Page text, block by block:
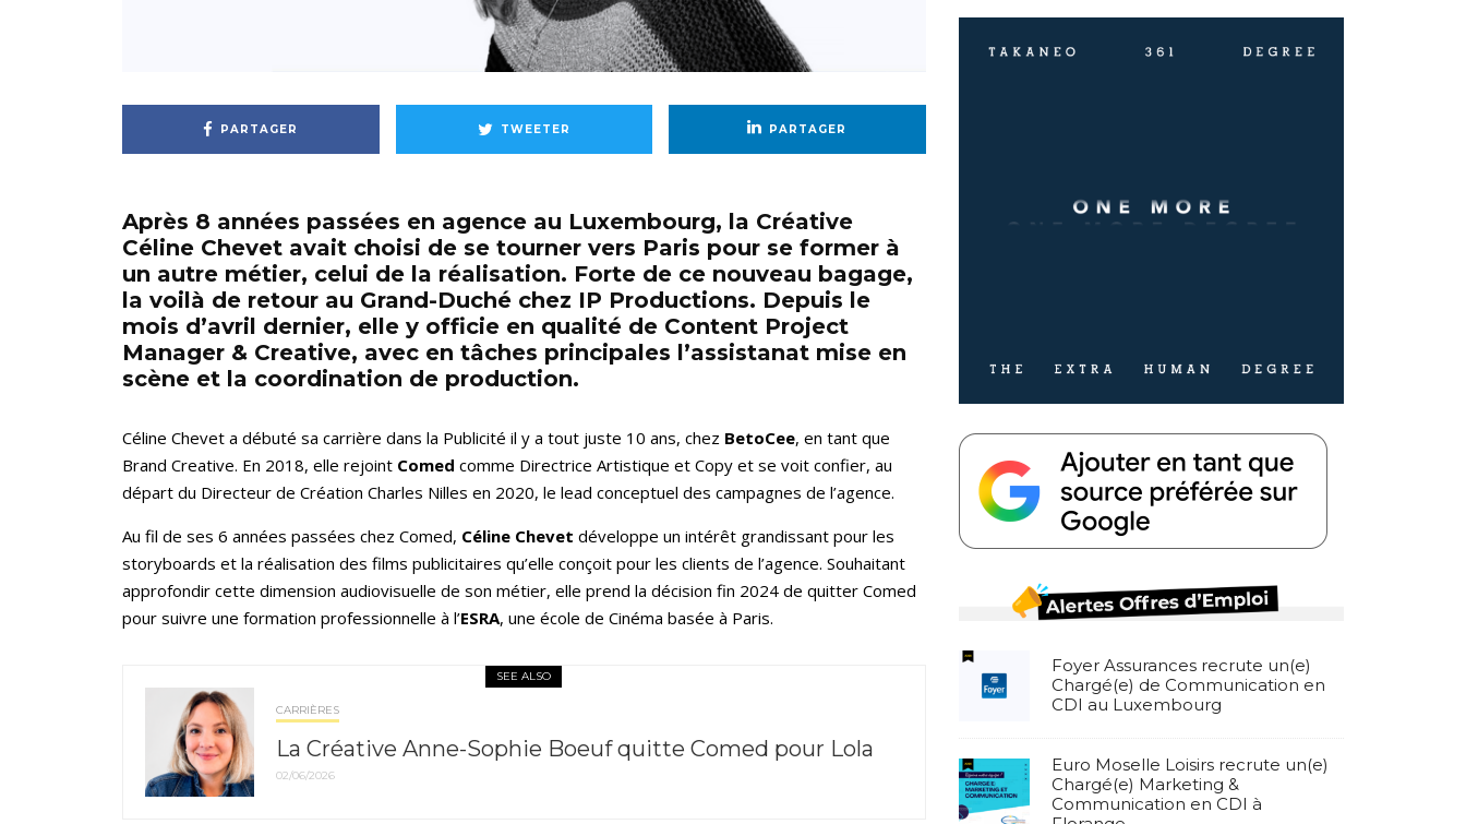
PARTAGER TWEETER PARTAGER
Après 8 années passées en agence au Luxembourg, la Créative
Céline Chevet avait choisi de se tourner vers Paris pour se former à
un autre métier, celui de la réalisation. Forte de ce nouveau bagage,
la voilà de retour au Grand-Duché chez IP Productions. Depuis le
mois d’avril dernier, elle y officie en qualité de Content Project
Manager & Creative, avec en tâches principales l’assistanat mise en
scène et la coordination de production.
Céline Chevet a débuté sa carrière dans la Publicité il y a tout juste 10 ans, chez BetoCee, en tant que
Brand Creative. En 2018, elle rejoint Comed comme Directrice Artistique et Copy et se voit confier, au
départ du Directeur de Création Charles Nilles en 2020, le lead conceptuel des campagnes de l’agence.
Au fil de ses 6 années passées chez Comed, Céline Chevet développe un intérêt grandissant pour les
storyboards et la réalisation des films publicitaires qu’elle conçoit pour les clients de l’agence. Souhaitant
approfondir cette dimension audiovisuelle de son métier, elle prend la décision fin 2024 de quitter Comed
pour suivre une formation professionnelle à l’ESRA, une école de Cinéma basée à Paris.
SEE ALSO
CARRIÈRES
La Créative Anne-Sophie Boeuf quitte Comed pour Lola
02/06/2026
Foyer Assurances recrute un(e)
Chargé(e) de Communication en
CDI au Luxembourg
Euro Moselle Loisirs recrute un(e)
Chargé(e) Marketing &
Communication en CDI à